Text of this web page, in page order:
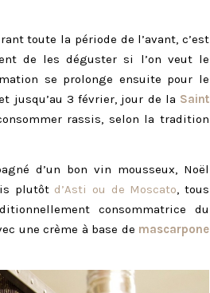
toute la période de l’avant, c’est
de les déguster si l’on veut le
se prolonge ensuite pour le
jusqu’au 3 février, jour de la Saint
rassis, selon la tradition
d’un bon vin mousseux, Noël
plutôt d’Asti ou de Moscato, tous
consommatrice du
une crème à base de mascarpone